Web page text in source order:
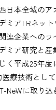
日本全域の
アTRネット
企業への
ア研究と
く平成25年度
療技術とし
に取り